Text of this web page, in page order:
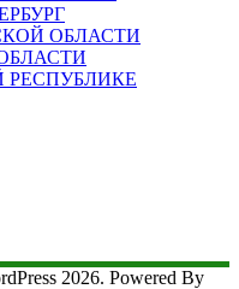
ОБЛАСТИ
РЕСПУБЛИКЕ
2026. Powered By